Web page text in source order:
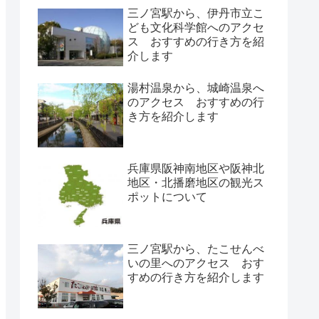
三ノ宮駅から、伊丹市立こ
ども文化科学館へのアクセ
ス おすすめの行き方を紹
介します
湯村温泉から、城崎温泉へ
のアクセス おすすめの行
き方を紹介します
兵庫県阪神南地区や阪神北
地区・北播磨地区の観光ス
ポットについて
三ノ宮駅から、たこせんべ
いの里へのアクセス おす
すめの行き方を紹介します